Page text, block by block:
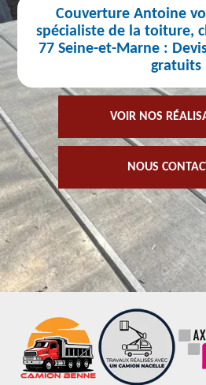
Couverture Antoine
spécialiste de la toiture,
77 Seine-et-Marne :
gratuits
VOIR NOS
NOUS